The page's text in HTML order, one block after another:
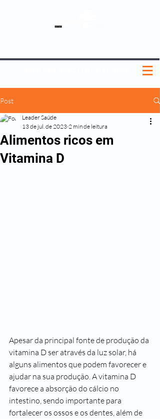
Post
Alimentos ricos em
Vitamina D
Leader Saúde
13 de jul. de 2023 2 min de leitura
Apesar da principal fonte de produção da
vitamina D ser através da luz solar, há
alguns alimentos que podem favorecer e
ajudar na sua produção. A vitamina D
favorece a absorção do cálcio no
intestino, sendo importante para
fortalecer os ossos e os dentes, além de